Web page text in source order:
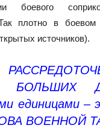
Так плотно в
источников).
БОЛЬШИХ
единицами –
ВОЕННОЙ